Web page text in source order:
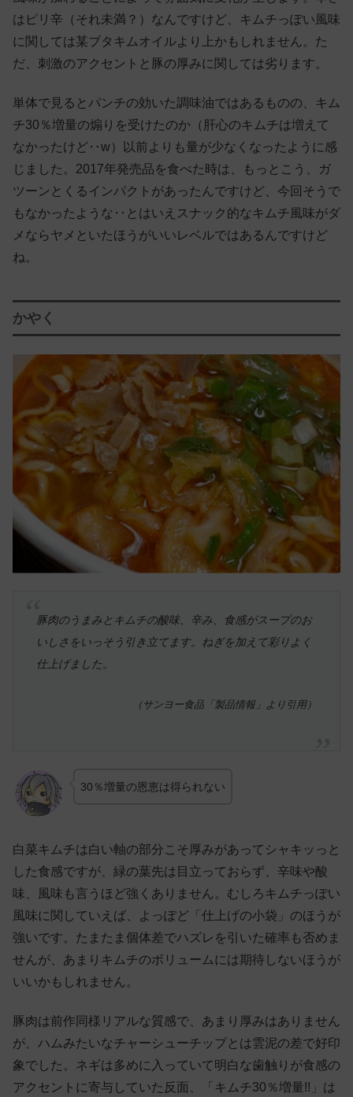
はピリ辛（それ未満？）なんですけど、キムチっぽい風味
に関しては某ブタキムオイルより上かもしれません。た
だ、刺激のアクセントと豚の厚みに関しては劣ります。
単体で見るとパンチの効いた調味油ではあるものの、キム
チ30％増量の煽りを受けたのか（肝心のキムチは増えて
なかったけど‥w）以前よりも量が少なくなったように感
じました。2017年発売品を食べた時は、もっとこう、ガ
ツーンとくるインパクトがあったんですけど、今回そうで
もなかったような‥とはいえスナック的なキムチ風味がダ
メならヤメといたほうがいいレベルではあるんですけど
ね。
かやく
豚肉のうまみとキムチの酸味、辛み、食感がスープのお
いしさをいっそう引き立てます。ねぎを加えて彩りよく
仕上げました。
（サンヨー食品「製品情報」より引用）
30％増量の恩恵は得られない
白菜キムチは白い軸の部分こそ厚みがあってシャキッっと
した食感ですが、緑の葉先は目立っておらず、辛味や酸
味、風味も言うほど強くありません。むしろキムチっぽい
風味に関していえば、よっぽど「仕上げの小袋」のほうが
強いです。たまたま個体差でハズレを引いた確率も否めま
せんが、あまりキムチのボリュームには期待しないほうが
いいかもしれません。
豚肉は前作同様リアルな質感で、あまり厚みはありません
が、ハムみたいなチャーシューチップとは雲泥の差で好印
象でした。ネギは多めに入っていて明白な歯触りが食感の
アクセントに寄与していた反面、「キムチ30％増量!!」は